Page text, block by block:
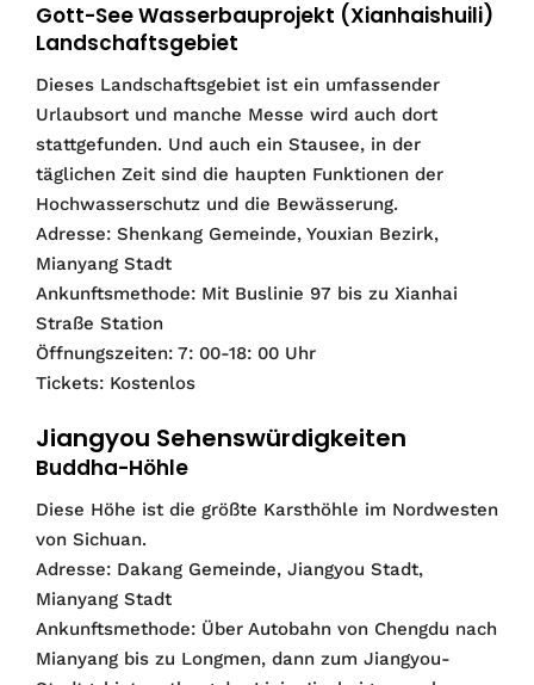
Gott-See Wasserbauprojekt (Xianhaishuili)
Landschaftsgebiet
Dieses Landschaftsgebiet ist ein umfassender
Urlaubsort und manche Messe wird auch dort
stattgefunden. Und auch ein Stausee, in der
täglichen Zeit sind die haupten Funktionen der
Hochwasserschutz und die Bewässerung.
Adresse: Shenkang Gemeinde, Youxian Bezirk,
Mianyang Stadt
Ankunftsmethode: Mit Buslinie 97 bis zu Xianhai
Straße Station
Öffnungszeiten: 7: 00-18: 00 Uhr
Tickets: Kostenlos
Jiangyou Sehenswürdigkeiten
Buddha-Höhle
Diese Höhe ist die größte Karsthöhle im Nordwesten
von Sichuan.
Adresse: Dakang Gemeinde, Jiangyou Stadt,
Mianyang Stadt
Ankunftsmethode: Über Autobahn von Chengdu nach
Mianyang bis zu Longmen, dann zum Jiangyou-